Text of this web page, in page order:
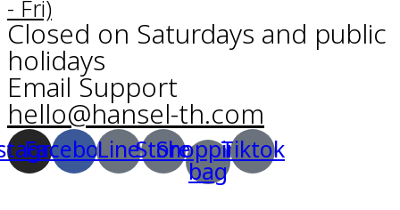
- Fri)
Closed on Saturdays and public
holidays
Email Support
hello@hansel-th.com
Facebook
LineStore
Shopping-
bag
Tiktok